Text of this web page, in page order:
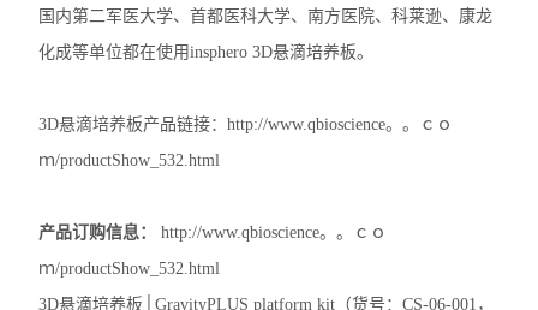
Matriks抗体药ELISA试剂盒
荧光检测简易装置
动植物病原体检测试剂盒
抗dsRNA单克隆抗体
国内第二军医大学、首都医科大学、南方医院、科莱逊、康龙
化成等单位都在使用insphero 3D悬滴培养板。
3D悬滴培养板产品链接：http://www.qbioscience。。ｃｏ
ｍ/productShow_532.html
产品订购信息：
http://www.qbioscience。。ｃｏ
ｍ/productShow_532.html
3D悬滴培养板│GravityPLUS platform kit（货号：CS-06-001，